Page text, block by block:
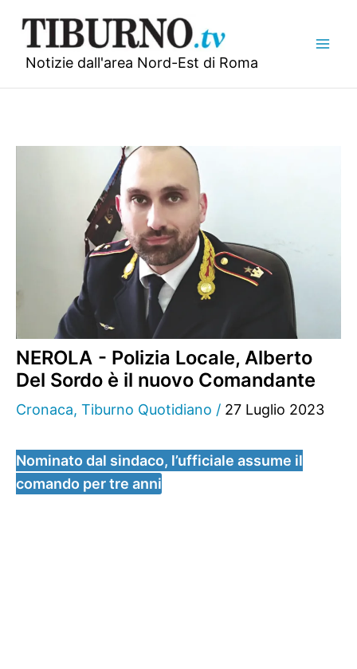
contenuto
Notizie dall'area Nord-Est di Roma
NEROLA - Polizia Locale, Alberto
Del Sordo è il nuovo Comandante
Cronaca, Tiburno Quotidiano / 27 Luglio 2023
Nominato dal sindaco, l’ufficiale assume il
comando per tre anni